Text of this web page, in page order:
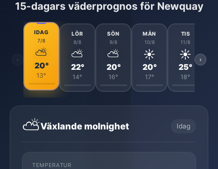
15-dagars väderprognos för Newquay
‹
IDAG
7/8
⛅
20°
13°
LÖR
8/8
⛅
22°
14°
SÖN
9/8
⛅
20°
16°
MÅN
10/8
☀️
20°
17°
TIS
11/8
☀️
25°
18°
›
⛅Växlande molnighet Idag
TEMPERATUR